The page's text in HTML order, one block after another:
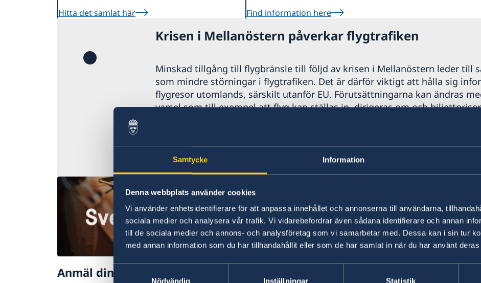
Samtycke Information
Denna webbplats använder cookies
Vi använder enhetsidentifierare för att anpassa innehållet och annonserna till användarna,
sociala medier och analysera vår trafik. Vi vidarebefordrar även sådana identifierare och annan
till de sociala medier och annons- och analysföretag som vi samarbetar med. Dessa kan i sin tur
med annan information som du har tillhandahållit eller som de har samlat in när du har använt deras
Nödvändig
Inställningar Statistik
Hitta det samlat här
Find information here
Krisen i Mellanöstern påverkar flygtrafiken
Minskad tillgång till flygbränsle till följd av krisen i Mellanöstern leder till
som mindre störningar i flygtrafiken. Det är därför viktigt att hålla sig
flygresor utomlands, särskilt utanför EU. Förutsättningarna kan ändras
varsel som till exempel att flyg kan ställas in, dirigeras om och
öka. Det är därför angeläget att varje resenär har goda marginaler vid
Senast uppdaterad 04 maj 2026
Anmäl din utlandsvistelse